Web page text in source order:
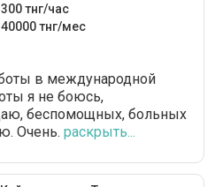
тнг/час
тнг/мес
в международной
я не боюсь,
беспомощных, больных
Очень. раскрыть...